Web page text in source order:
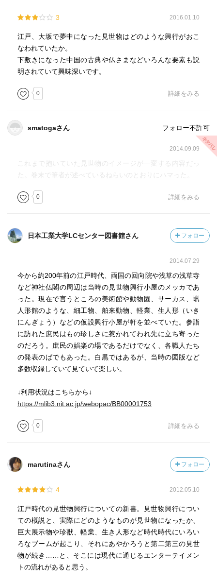
3 2016.01.10
江戸、大坂で夢中になった見世物はどのような興行がおこ
なわれていたか。
下敷きになった中国の古典や仏さまなどいろんな要素も説
明されていて興味深いです。
0 詳細をみる
smatogaさん フォロー不許可
2014.09.09
これまで抱いていた見世物のイメージが一変する内容だっ
た。巻末で筆者が述べているねらいのとおりにハマった。
0 詳細をみる
日本工業大学LCセンター図書館さん フォロー
2014.07.29
今から約200年前の江戸時代、両国の回向院や浅草の浅草寺
など神社仏閣の周辺は当時の見世物興行小屋のメッカであ
った。現在で言うところの美術館や動物園、サーカス、蝋
人形館のような、細工物、舶来動物、軽業、生人形（いき
にんぎょう）などの仮設興行小屋が軒を並べていた。参詣
に訪れた庶民はもの珍しさに惹かれてわれ先に立ち寄った
のだろう。庶民の娯楽の場であるだけでなく、各職人たち
の発表のばでもあった。白黒ではあるが、当時の図版など
多数収録していて見ていて楽しい。
↓利用状況はこちらから↓
https://mlib3.nit.ac.jp/webopac/BB00001753
0 詳細をみる
marutinaさん フォロー
4 2012.05.10
江戸時代の見世物興行についての新書。見世物興行につい
ての概説と、実際にどのようなものが見世物になったか、
巨大展示物や珍獣、軽業、生き人形など時代時代にいろい
ろなブームが起こり、それにあやかろうと第二第三の見世
物が続き……と、そこには現代に通じるエンターテイメン
トの流れがあると思う。